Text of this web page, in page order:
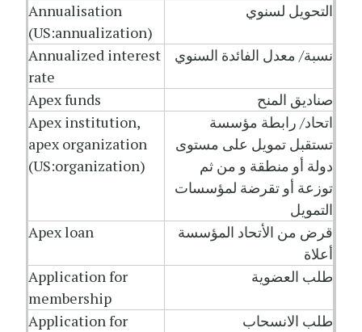
التحويل لسنوي
Annualisation
(US:annualization)
نسبة/ معدل الفائدة السنوي
Annualized interest
rate
صناديق المنح
Apex funds
اتحاد/ رابطة مؤسسة
تستقبل تمويل على مستوى
دولة أو منطقة و من ثم
توزعة أو تقرضة لمؤسسات
التمويل
Apex institution,
apex organization
(US:organization)
قرض من الأتحاد المؤسسة
أعلاة
Apex loan
طلب العضوية
Application for
membership
طلب الانسحاب
Application for